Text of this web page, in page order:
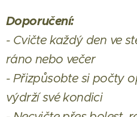
Doporučení:
- Cvičte každý den ve
ráno nebo večer
- Přizpůsobte si počty
výdrží své kondici